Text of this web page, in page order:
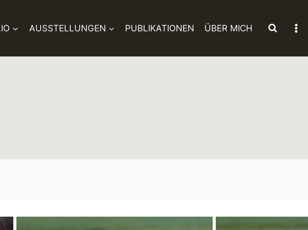
AUSSTELLUNGEN PUBLIKATIONEN ÜBER MICH